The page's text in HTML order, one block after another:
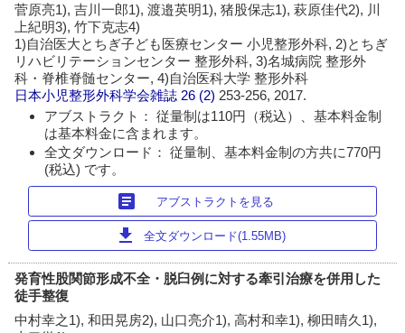
菅原亮1), 吉川一郎1), 渡邉英明1), 猪股保志1), 萩原佳代2), 川
上紀明3), 竹下克志4)
1)自治医大とちぎ子ども医療センター 小児整形外科, 2)とちぎ
リハビリテーションセンター 整形外科, 3)名城病院 整形外
科・脊椎脊髄センター, 4)自治医科大学 整形外科
日本小児整形外科学会雑誌 26 (2) 253-256, 2017.
アブストラクト： 従量制は110円（税込）、基本料金制
は基本料金に含まれます。
全文ダウンロード： 従量制、基本料金制の方共に770円
(税込) です。
article アブストラクトを見る
download 全文ダウンロード(1.55MB)
発育性股関節形成不全・脱臼例に対する牽引治療を併用した
徒手整復
中村幸之1), 和田晃房2), 山口亮介1), 高村和幸1), 柳田晴久1),